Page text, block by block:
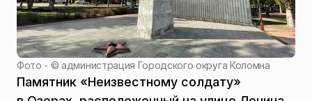
Фото - ©администрация Городского округа Коломна
Памятник «Неизвестному солдату»